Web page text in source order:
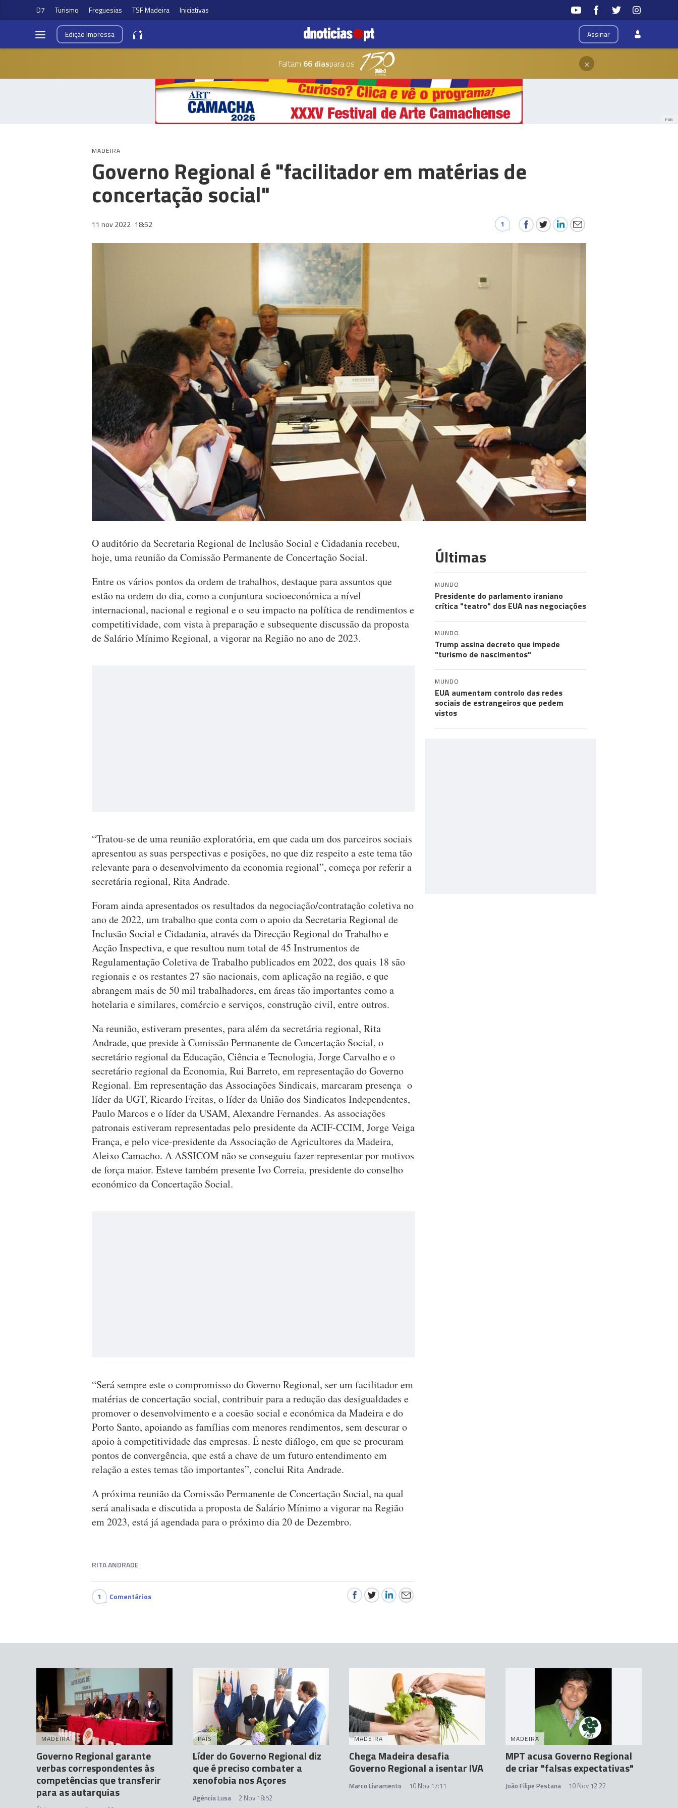
D7 Turismo Freguesias TSF Madeira Iniciativas
Assinar
EdiçãoImpressa
Faltam 66 diaspara os ×
PUB
MADEIRA
Governo Regional é "facilitador em matérias de
concertação social"
11 nov 2022 18:52 1
O auditório da Secretaria Regional de Inclusão Social e Cidadania recebeu,
hoje, uma reunião da Comissão Permanente de Concertação Social.
Entre os vários pontos da ordem de trabalhos, destaque para assuntos que
estão na ordem do dia, como a conjuntura socioeconómica a nível
internacional, nacional e regional e o seu impacto na política de rendimentos e
competitividade, com vista à preparação e subsequente discussão da proposta
de Salário Mínimo Regional, a vigorar na Região no ano de 2023.
“Tratou-se de uma reunião exploratória, em que cada um dos parceiros sociais
apresentou as suas perspectivas e posições, no que diz respeito a este tema tão
relevante para o desenvolvimento da economia regional”, começa por referir a
secretária regional, Rita Andrade.
Foram ainda apresentados os resultados da negociação/contratação coletiva no
ano de 2022, um trabalho que conta com o apoio da Secretaria Regional de
Inclusão Social e Cidadania, através da Direcção Regional do Trabalho e
Acção Inspectiva, e que resultou num total de 45 Instrumentos de
Regulamentação Coletiva de Trabalho publicados em 2022, dos quais 18 são
regionais e os restantes 27 são nacionais, com aplicação na região, e que
abrangem mais de 50 mil trabalhadores, em áreas tão importantes como a
hotelaria e similares, comércio e serviços, construção civil, entre outros.
Na reunião, estiveram presentes, para além da secretária regional, Rita
Andrade, que preside à Comissão Permanente de Concertação Social, o
secretário regional da Educação, Ciência e Tecnologia, Jorge Carvalho e o
secretário regional da Economia, Rui Barreto, em representação do Governo
Regional. Em representação das Associações Sindicais, marcaram presença o
líder da UGT, Ricardo Freitas, o líder da União dos Sindicatos Independentes,
Paulo Marcos e o líder da USAM, Alexandre Fernandes. As associações
patronais estiveram representadas pelo presidente da ACIF-CCIM, Jorge Veiga
França, e pelo vice-presidente da Associação de Agricultores da Madeira,
Aleixo Camacho. A ASSICOM não se conseguiu fazer representar por motivos
de força maior. Esteve também presente Ivo Correia, presidente do conselho
económico da Concertação Social.
“Será sempre este o compromisso do Governo Regional, ser um facilitador em
matérias de concertação social, contribuir para a redução das desigualdades e
promover o desenvolvimento e a coesão social e económica da Madeira e do
Porto Santo, apoiando as famílias com menores rendimentos, sem descurar o
apoio à competitividade das empresas. É neste diálogo, em que se procuram
pontos de convergência, que está a chave de um futuro entendimento em
relação a estes temas tão importantes”, conclui Rita Andrade.
A próxima reunião da Comissão Permanente de Concertação Social, na qual
será analisada e discutida a proposta de Salário Mínimo a vigorar na Região
em 2023, está já agendada para o próximo dia 20 de Dezembro.
RITA ANDRADE
1 Comentários
Últimas
MUNDO
Presidente do parlamento iraniano
crítica "teatro" dos EUA nas negociações
MUNDO
Trump assina decreto que impede
"turismo de nascimentos"
MUNDO
EUA aumentam controlo das redes
sociais de estrangeiros que pedem
vistos
MADEIRA
Governo Regional garante
verbas correspondentes às
competências que transferir
para as autarquias
PAÍS
Líder do Governo Regional diz
que é preciso combater a
xenofobia nos Açores
Agência Lusa 2 Nov 18:52
MADEIRA
Chega Madeira desafia
Governo Regional a isentar IVA
Marco Livramento 10 Nov 17:11
MADEIRA
MPT acusa Governo Regional
de criar "falsas expectativas"
João Filipe Pestana 10 Nov 12:22